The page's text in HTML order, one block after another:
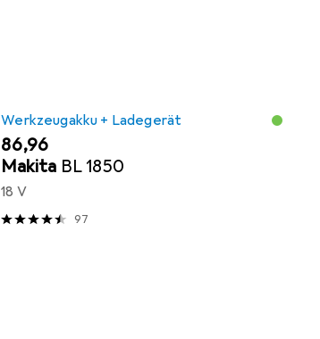
Werkzeugakku + Ladegerät
EUR
86,96
Makita BL 1850
18 V
97